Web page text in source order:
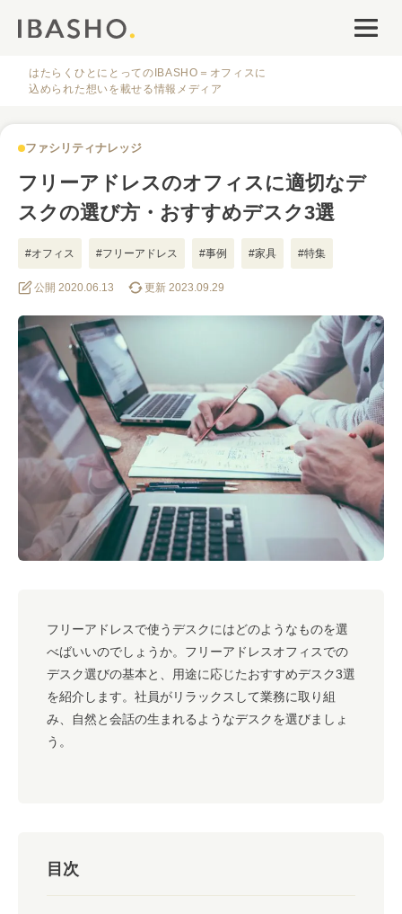
ファシリティナレッジ
人気のタグ
#オフィス #インタビュー #デザイン #事例
#働き方 #特集 #レイアウト #オフィス移転 #その他
#キャリア #ノウハウ #内装 #おしゃれオフィス #メリット
#こだわりオフィス #コスト #コミュニケーション
#フリーアドレス #ブランディング
はたらくひとにとってのIBASHO＝オフィスに
込められた想いを載せる情報メディア
ファシリティナレッジ
フリーアドレスのオフィスに適切なデ
スクの選び方・おすすめデスク3選
#オフィス #フリーアドレス #事例 #家具 #特集
公開 2020.06.13 更新 2023.09.29
フリーアドレスで使うデスクにはどのようなものを選
べばいいのでしょうか。フリーアドレスオフィスでの
デスク選びの基本と、用途に応じたおすすめデスク3選
を紹介します。社員がリラックスして業務に取り組
み、自然と会話の生まれるようなデスクを選びましょ
う。
目次